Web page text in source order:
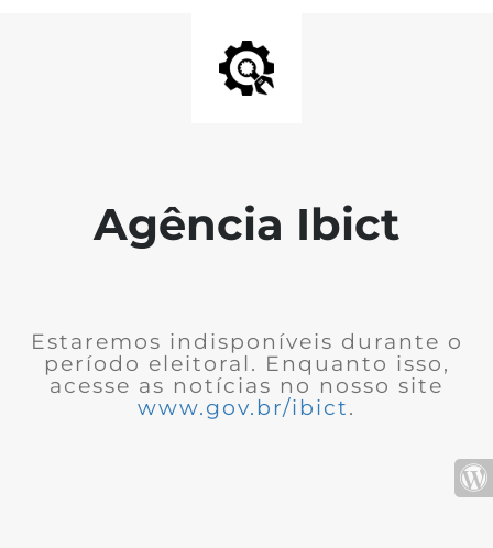
Agência Ibict
Estaremos indisponíveis durante o
período eleitoral. Enquanto isso,
acesse as notícias no nosso site
www.gov.br/ibict.